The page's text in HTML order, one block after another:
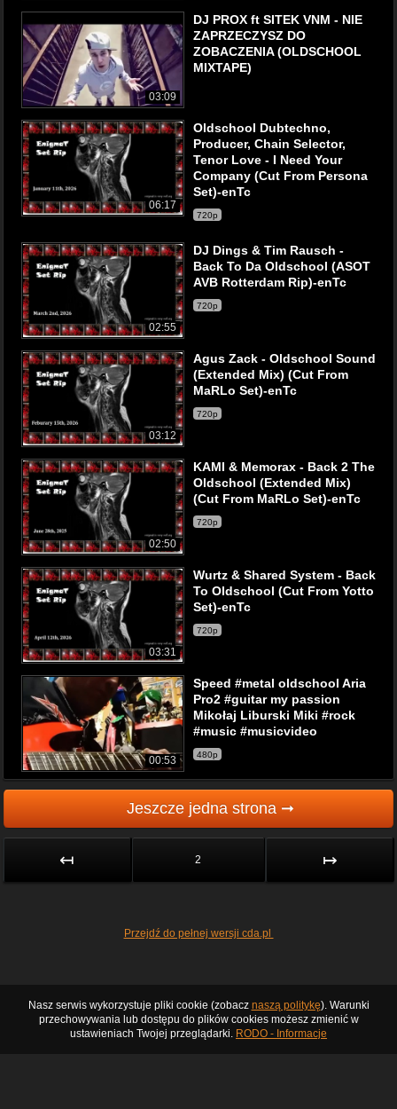
03:09
DJ PROX ft SITEK VNM - NIE
ZAPRZECZYSZ DO
ZOBACZENIA (OLDSCHOOL
MIXTAPE)
06:17
Oldschool Dubtechno,
Producer, Chain Selector,
Tenor Love - I Need Your
Company (Cut From Persona
Set)-enTc
720p
02:55
DJ Dings & Tim Rausch -
Back To Da Oldschool (ASOT
AVB Rotterdam Rip)-enTc
720p
03:12
Agus Zack - Oldschool Sound
(Extended Mix) (Cut From
MaRLo Set)-enTc
720p
02:50
KAMI & Memorax - Back 2 The
Oldschool (Extended Mix)
(Cut From MaRLo Set)-enTc
720p
03:31
Wurtz & Shared System - Back
To Oldschool (Cut From Yotto
Set)-enTc
720p
00:53
Speed #metal oldschool Aria
Pro2 #guitar my passion
Mikołaj Liburski Miki #rock
#music #musicvideo
480p
Jeszcze jedna strona ➞
↤ 2 ↦
Przejdź do pełnej wersji cda.pl
Nasz serwis wykorzystuje pliki cookie (zobacz naszą politykę). Warunki
przechowywania lub dostępu do plików cookies możesz zmienić w
ustawieniach Twojej przeglądarki. RODO - Informacje